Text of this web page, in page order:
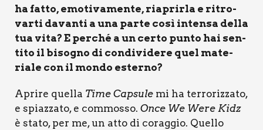
ha fat­to, emo­ti­va­men­te, ria­prir­la e ritro­
var­ti davan­ti a una par­te così inten­sa del­la
tua vita? E per­ché a un cer­to pun­to hai sen­
ti­to il biso­gno di con­di­vi­de­re quel mate­
ria­le con il mon­do ester­no?
Apri­re quel­la Time Cap­su­le mi ha ter­ro­riz­za­to,
e spiaz­za­to, e com­mos­so. Once We Were Kidz
è sta­to, per me, un atto di corag­gio. Quel­lo